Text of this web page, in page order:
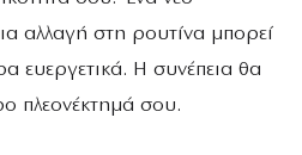
αλλαγή στη ρουτίνα μπορεί
ευεργετικά. Η συνέπεια θα
πλεονέκτημά σου.